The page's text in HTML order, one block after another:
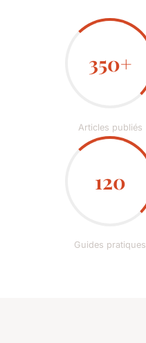
350+
Articles publiés
120
Guides pratiques